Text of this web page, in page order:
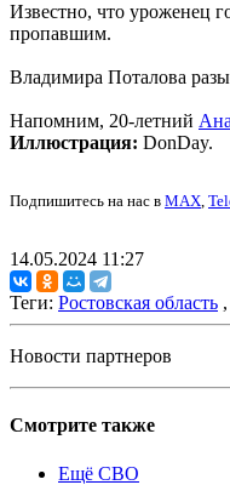
Известно, что уроженец
пропавшим.
Владимира Поталова
Напомним, 20-летний
Иллюстрация: DonDay.
Подпишитесь на нас в MAX,
14.05.2024 11:27
Теги: Ростовская область ,
Новости партнеров
Смотрите также
Ещё СВО